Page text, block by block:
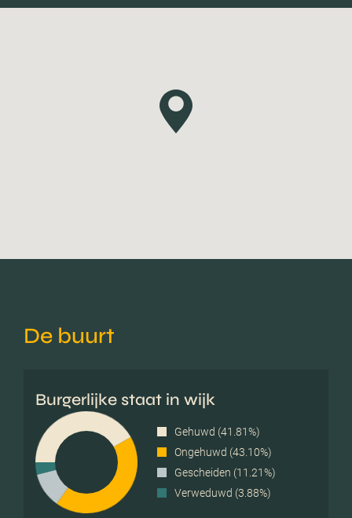
De buurt
Burgerlijke staat in wijk
Gehuwd (41.81%)
Ongehuwd (43.10%)
Gescheiden (11.21%)
Verweduwd (3.88%)